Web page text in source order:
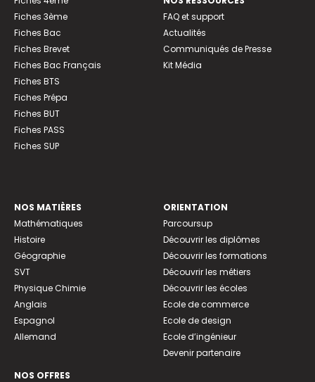
Fiches 3ème
Fiches Bac
Fiches Brevet
Fiches Bac Français
Fiches BTS
Fiches Prépa
Fiches BUT
Fiches PASS
Fiches SUP
FAQ et support
Actualités
Communiqués de Presse
Kit Média
NOS MATIÈRES
Mathématiques
Histoire
Géographie
SVT
Physique Chimie
Anglais
Espagnol
Allemand
NOS OFFRES
ORIENTATION
Parcoursup
Découvrir les diplômes
Découvrir les formations
Découvrir les métiers
Découvrir les écoles
Ecole de commerce
Ecole de design
Ecole d’ingénieur
Devenir partenaire